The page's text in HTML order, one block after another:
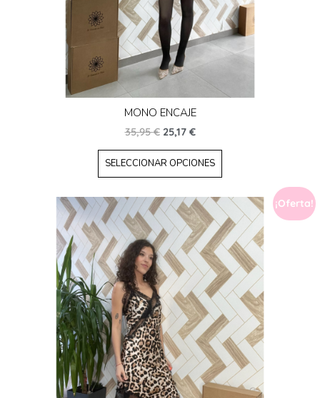
MONO ENCAJE
35,95€ 25,17 €
SELECCIONAR OPCIONES
¡Oferta!